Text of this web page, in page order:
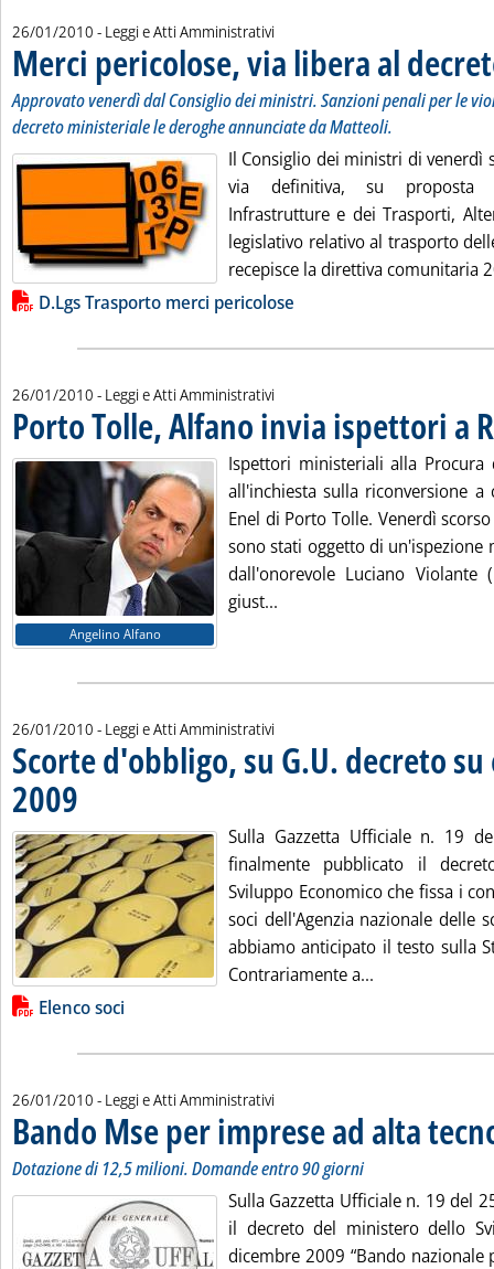
26/01/2010 - Leggi e Atti Amministrativi
Merci pericolose, via libera al
. Sottotitolo: Approvato venerdì dal Consiglio dei ministri. Sanzioni penali per le
. Pubblicata martedì 26 gennaio 2010 alle 12.32.
Approvato venerdì dal Consiglio dei ministri. Sanzioni penali per le
decreto ministeriale le deroghe annunciate da Matteoli.
Il Consiglio dei ministri di venerdì
via definitiva, su proposta
Infrastrutture e dei Trasporti,
legislativo relativo al trasporto
recepisce la direttiva comunitaria
Lista allegati PDF alla notizia
D.Lgs Trasporto merci pericolose
26/01/2010 - Leggi e Atti Amministrativi
Porto Tolle, Alfano invia ispettori a
Angelino Alfano
Ispettori ministeriali alla Procura
all'inchiesta sulla riconversione a
Enel di Porto Tolle. Venerdì
sono stati oggetto di un'ispezione
dall'onorevole Luciano
giust...
26/01/2010 - Leggi e Atti Amministrativi
Scorte d'obbligo, su G.U. decreto
2009 . Pubblicata martedì 26 gennaio 2010 alle 9.51.
Sulla Gazzetta Ufficiale n. 19
finalmente pubblicato il
Sviluppo Economico che fissa i
soci dell'Agenzia nazionale delle
abbiamo anticipato il testo sulla
Contrariamente a...
Lista allegati PDF alla notizia
Elenco soci
26/01/2010 - Leggi e Atti Amministrativi
Bando Mse per imprese ad alta
Dotazione di 12,5 milioni. Domande entro 90 giorni
Sulla Gazzetta Ufficiale n. 19 del
il decreto del ministero dello
dicembre 2009 “Bando